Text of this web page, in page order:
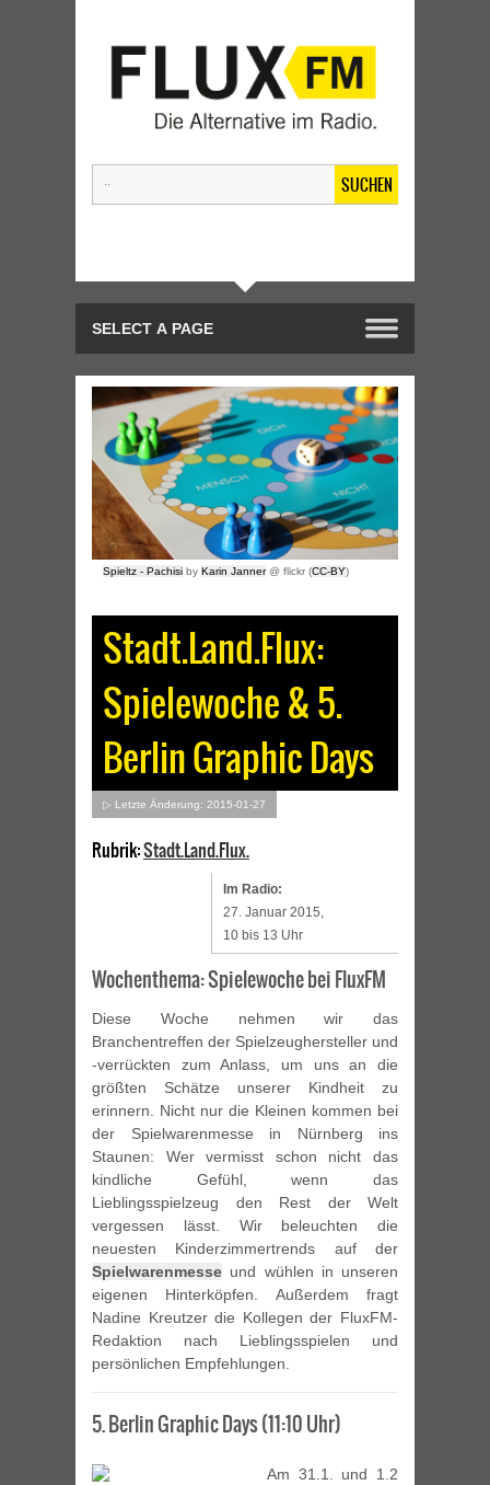
SUCHEN
Spieltz - Pachisi by Karin Janner@ flickr (CC-BY)
Stadt.Land.Flux:
Spielewoche & 5.
Berlin Graphic Days
▷ Letzte Änderung: 2015-01-27
Rubrik:Stadt.Land.Flux.
Im Radio:
27. Januar 2015,
10 bis 13 Uhr
Wochenthema: Spielewoche bei FluxFM
Diese Woche nehmen wir das
Branchentreffen der Spielzeughersteller und
-verrückten zum Anlass, um uns an die
größten Schätze unserer Kindheit zu
erinnern. Nicht nur die Kleinen kommen bei
der Spielwarenmesse in Nürnberg ins
Staunen: Wer vermisst schon nicht das
kindliche Gefühl, wenn das
Lieblingsspielzeug den Rest der Welt
vergessen lässt. Wir beleuchten die
neuesten Kinderzimmertrends auf der
Spielwarenmesse und wühlen in unseren
eigenen Hinterköpfen. Außerdem fragt
Nadine Kreutzer die Kollegen der FluxFM-
Redaktion nach Lieblingsspielen und
persönlichen Empfehlungen.
5. Berlin Graphic Days (11:10 Uhr)
Am 31.1. und 1.2